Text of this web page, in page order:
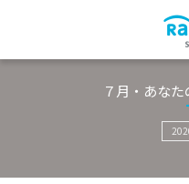
７月・あなた